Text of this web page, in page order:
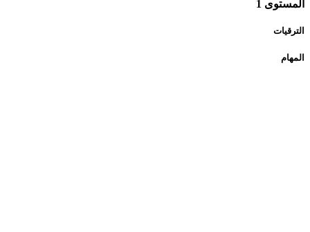
المستوى 1
الترقيات
المهام